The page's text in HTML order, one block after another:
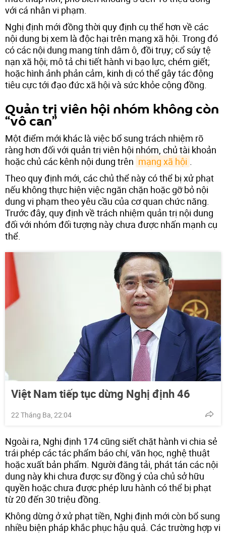
với cá nhân vi phạm.
Nghị định mới đồng thời quy định cụ thể hơn về các
nội dung bị xem là độc hại trên mạng xã hội. Trong đó
có các nội dung mang tính dâm ô, đồi trụy; cổ súy tệ
nạn xã hội; mô tả chi tiết hành vi bạo lực, chém giết;
hoặc hình ảnh phản cảm, kinh dị có thể gây tác động
tiêu cực tới đạo đức xã hội và sức khỏe cộng đồng.
Quản trị viên hội nhóm không còn
“vô can”
Một điểm mới khác là việc bổ sung trách nhiệm rõ
ràng hơn đối với quản trị viên hội nhóm, chủ tài khoản
hoặc chủ các kênh nội dung trên mạng xã hội
Theo quy định mới, các chủ thể này có thể bị xử phạt
nếu không thực hiện việc ngăn chặn hoặc gỡ bỏ nội
dung vi phạm theo yêu cầu của cơ quan chức năng.
Trước đây, quy định về trách nhiệm quản trị nội dung
đối với nhóm đối tượng này chưa được nhấn mạnh cụ
thể.
Việt Nam tiếp tục dừng Nghị định 46
22 Tháng Ba, 22:04
Ngoài ra, Nghị định 174 cũng siết chặt hành vi chia sẻ
trái phép các tác phẩm báo chí, văn học, nghệ thuật
hoặc xuất bản phẩm. Người đăng tải, phát tán các nội
dung này khi chưa được sự đồng ý của chủ sở hữu
quyền hoặc chưa được phép lưu hành có thể bị phạt
từ 20 đến 30 triệu đồng.
Không dừng ở xử phạt tiền, Nghị định mới còn bổ sung
nhiều biện pháp khắc phục hậu quả. Các trường hợp vi